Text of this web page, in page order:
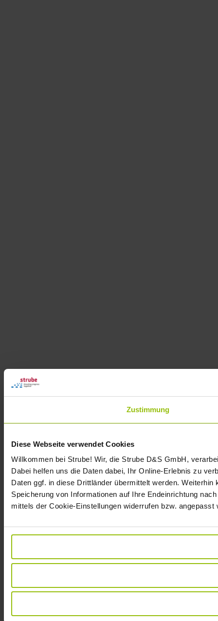
Zustimmung
Diese Webseite verwendet Cookies
Willkommen bei Strube! Wir, die Strube D&S GmbH,
Dabei helfen uns die Daten dabei, Ihr Online-Erlebnis zu
Daten ggf. in diese Drittländer übermittelt werden.
Speicherung von Informationen auf Ihre Endeinrichtung
mittels der Cookie-Einstellungen widerrufen bzw.